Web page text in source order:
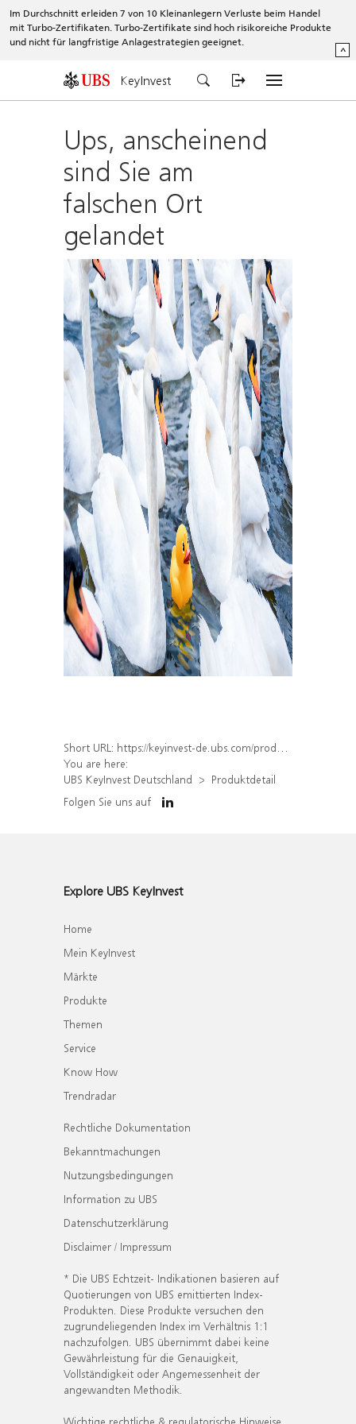
Im Durchschnitt erleiden 7 von 10 Kleinanlegern Verluste beim Handel
mit Turbo-Zertifikaten. Turbo-Zertifikate sind hoch risikoreiche Produkte
und nicht für langfristige Anlagestrategien geeignet.
^
KeyInvest
Ups, anscheinend
sind Sie am
falschen Ort
gelandet
Short URL: https://keyinvest-de.ubs.com/produkt/detail/index/isin/DE000WA7YTH1
You are here:
UBS KeyInvest Deutschland
Produktdetail
Folgen Sie uns auf
Explore UBS KeyInvest
Home
Mein KeyInvest
Märkte
Produkte
Themen
Service
Know How
Trendradar
Rechtliche Dokumentation
Bekanntmachungen
Nutzungsbedingungen
Information zu UBS
Datenschutzerklärung
Disclaimer / Impressum
* Die UBS Echtzeit- Indikationen basieren auf
Quotierungen von UBS emittierten Index-
Produkten. Diese Produkte versuchen den
zugrundeliegenden Index im Verhältnis 1:1
nachzufolgen. UBS übernimmt dabei keine
Gewährleistung für die Genauigkeit,
Vollständigkeit oder Angemessenheit der
angewandten Methodik.